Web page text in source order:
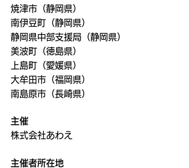
焼津市（静岡県）
南伊豆町（静岡県）
静岡県中部支援局（静岡県）
美波町（徳島県）
上島町（愛媛県）
大牟田市（福岡県）
南島原市（長崎県）
主催
株式会社あわえ
主催者所在地